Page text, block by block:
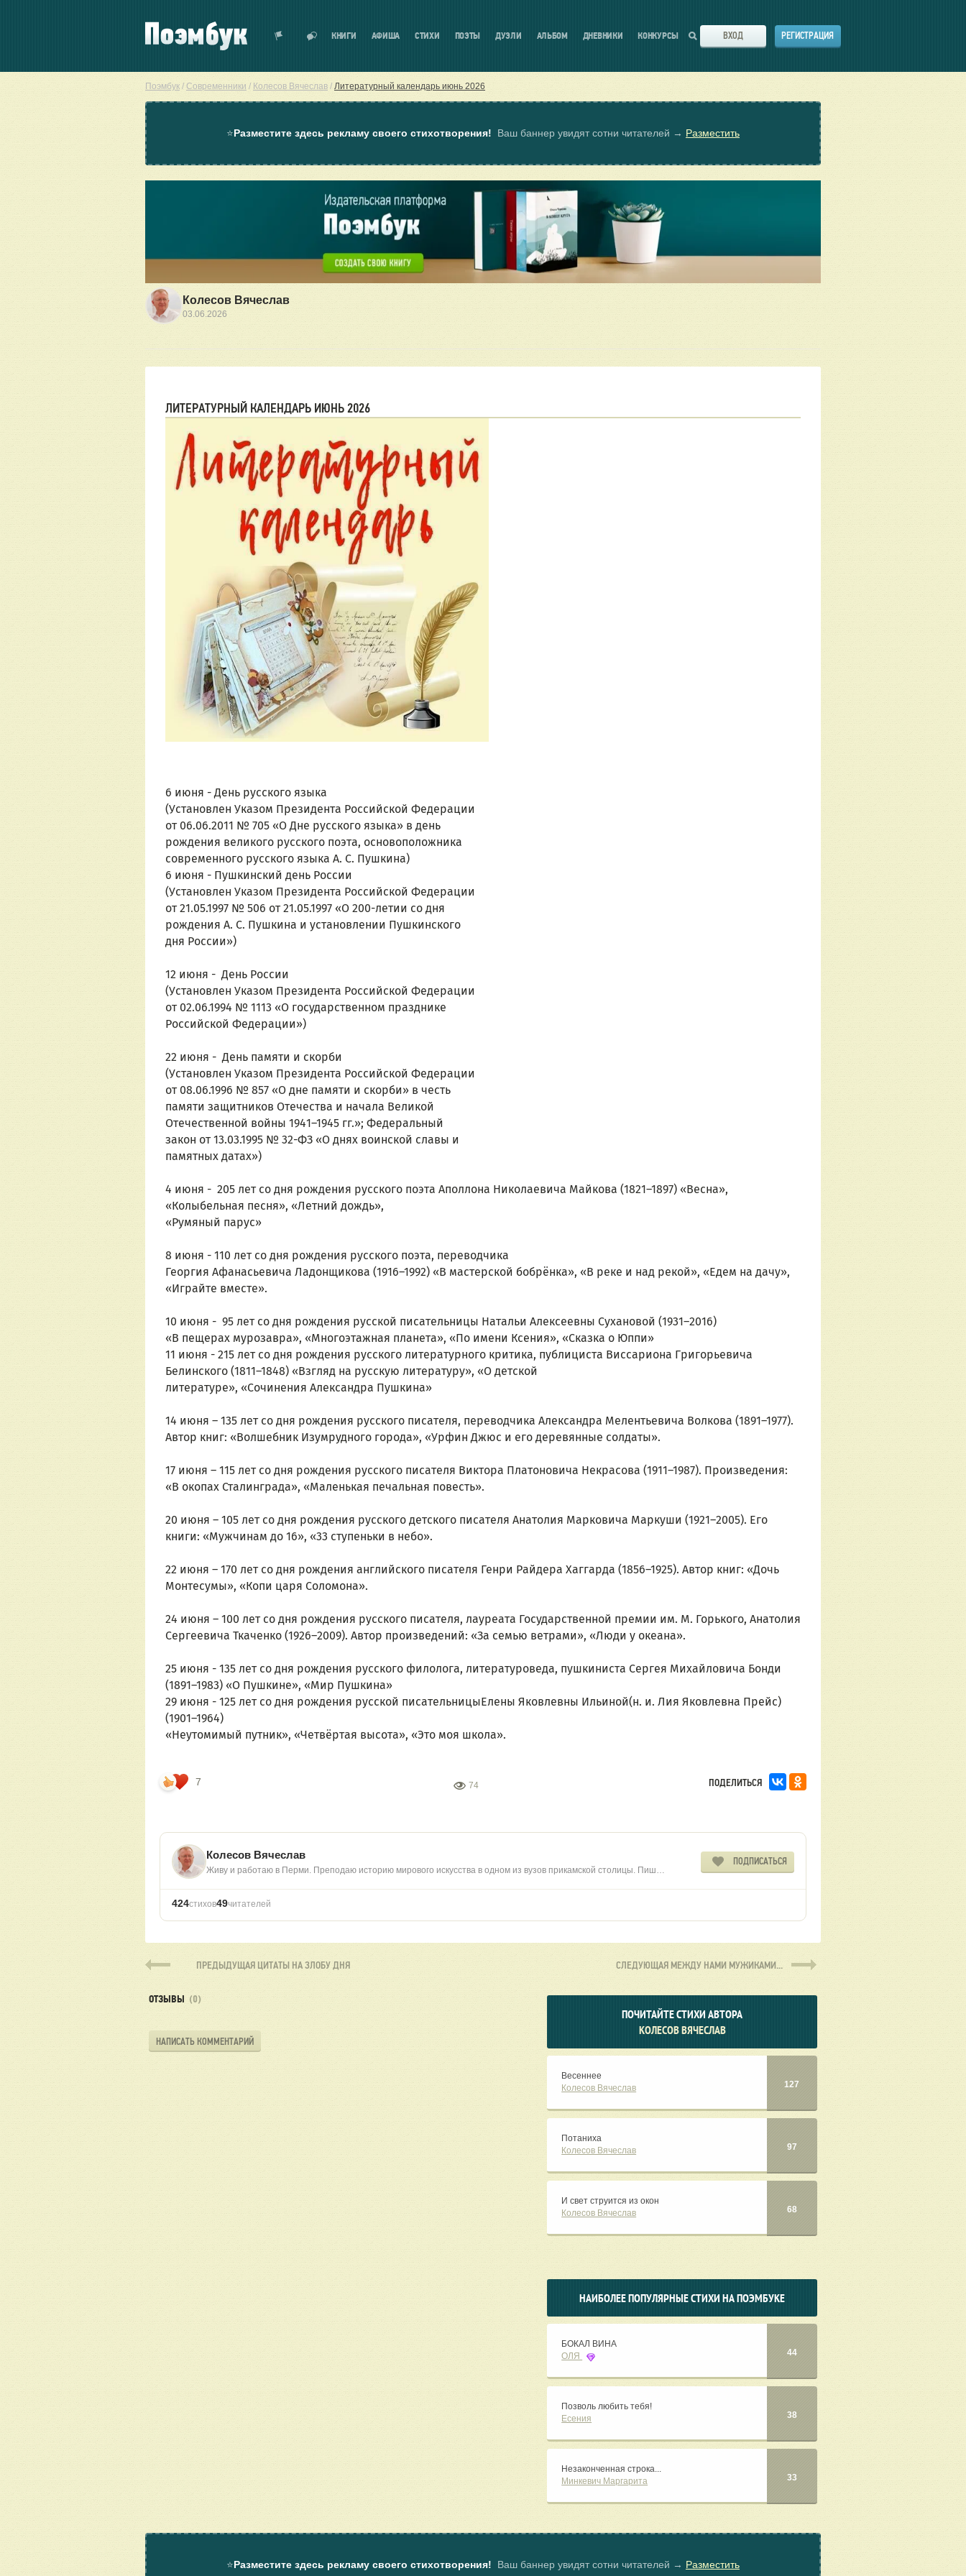
КНИГИ АФИША СТИХИ ПОЭТЫ ДУЭЛИ АЛЬБОМ ДНЕВНИКИ КОНКУРСЫ ВХОД РЕГИСТРАЦИЯ
Поэмбук / Современники / Колесов Вячеслав / Литературный календарь июнь 2026
⭐Разместите здесь рекламу своего стихотворения! Ваш баннер увидят сотни читателей → Разместить
Колесов Вячеслав
03.06.2026
ЛИТЕРАТУРНЫЙ КАЛЕНДАРЬ ИЮНЬ 2026
6 июня - День русского языка
(Установлен Указом Президента Российской Федерации
от 06.06.2011 № 705 «О Дне русского языка» в день
рождения великого русского поэта, основоположника
современного русского языка А. С. Пушкина)
6 июня - Пушкинский день России
(Установлен Указом Президента Российской Федерации
от 21.05.1997 № 506 от 21.05.1997 «О 200-летии со дня
рождения А. С. Пушкина и установлении Пушкинского
дня России»)
12 июня -  День России
(Установлен Указом Президента Российской Федерации
от 02.06.1994 № 1113 «О государственном празднике
Российской Федерации»)
22 июня -  День памяти и скорби
(Установлен Указом Президента Российской Федерации
от 08.06.1996 № 857 «О дне памяти и скорби» в честь
памяти защитников Отечества и начала Великой
Отечественной войны 1941–1945 гг.»; Федеральный
закон от 13.03.1995 № 32-ФЗ «О днях воинской славы и
памятных датах»)
4 июня -  205 лет со дня рождения русского поэта Аполлона Николаевича Майкова (1821–1897) «Весна»,
«Колыбельная песня», «Летний дождь»,
«Румяный парус»
8 июня - 110 лет со дня рождения русского поэта, переводчика
Георгия Афанасьевича Ладонщикова (1916–1992) «В мастерской бобрёнка», «В реке и над рекой», «Едем на дачу»,
«Играйте вместе».
10 июня -  95 лет со дня рождения русской писательницы Натальи Алексеевны Сухановой (1931–2016)
«В пещерах мурозавра», «Многоэтажная планета», «По имени Ксения», «Сказка о Юппи»
11 июня - 215 лет со дня рождения русского литературного критика, публициста Виссариона Григорьевича
Белинского (1811–1848) «Взгляд на русскую литературу», «О детской
литературе», «Сочинения Александра Пушкина»
14 июня – 135 лет со дня рождения русского писателя, переводчика Александра Мелентьевича Волкова (1891–1977).
Автор книг: «Волшебник Изумрудного города», «Урфин Джюс и его деревянные солдаты».
17 июня – 115 лет со дня рождения русского писателя Виктора Платоновича Некрасова (1911–1987). Произведения:
«В окопах Сталинграда», «Маленькая печальная повесть».
20 июня – 105 лет со дня рождения русского детского писателя Анатолия Марковича Маркуши (1921–2005). Его
книги: «Мужчинам до 16», «33 ступеньки в небо».
22 июня – 170 лет со дня рождения английского писателя Генри Райдера Хаггарда (1856–1925). Автор книг: «Дочь
Монтесумы», «Копи царя Соломона».
24 июня – 100 лет со дня рождения русского писателя, лауреата Государственной премии им. М. Горького, Анатолия
Сергеевича Ткаченко (1926–2009). Автор произведений: «За семью ветрами», «Люди у океана».
25 июня - 135 лет со дня рождения русского филолога, литературоведа, пушкиниста Сергея Михайловича Бонди
(1891–1983) «О Пушкине», «Мир Пушкина»
29 июня - 125 лет со дня рождения русской писательницыЕлены Яковлевны Ильиной(н. и. Лия Яковлевна Прейс)
(1901–1964)
«Неутомимый путник», «Четвёртая высота», «Это моя школа».
7 74 ПОДЕЛИТЬСЯ
Колесов Вячеслав
Живу и работаю в Перми. Преподаю историю мирового искусства в одном из вузов прикамской столицы. Пиш…
ПОДПИСАТЬСЯ
424стихов49читателей
ПРЕДЫДУЩАЯ ЦИТАТЫ НА ЗЛОБУ ДНЯ СЛЕДУЮЩАЯМЕЖДУ НАМИ МУЖИКАМИ...
ОТЗЫВЫ (0)
НАПИСАТЬ КОММЕНТАРИЙ
ПОЧИТАЙТЕ СТИХИ АВТОРА
КОЛЕСОВ ВЯЧЕСЛАВ
Весеннее
Колесов Вячеслав
127
Потаниха
Колесов Вячеслав
97
И свет струится из окон
Колесов Вячеслав
68
НАИБОЛЕЕ ПОПУЛЯРНЫЕ СТИХИ НА ПОЭМБУКЕ
БОКАЛ ВИНА
ОЛЯ
44
Позволь любить тебя!
Есения
38
Незаконченная строка...
Минкевич Маргарита
33
⭐Разместите здесь рекламу своего стихотворения! Ваш баннер увидят сотни читателей → Разместить